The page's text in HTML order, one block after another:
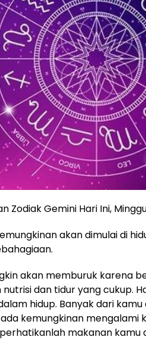
Zodiak Gemini Hari Ini,
akan dimulai di
akan memburuk karena
dan tidur yang cukup.
hidup. Banyak dari
kemungkinan mengalami
makanan kamu